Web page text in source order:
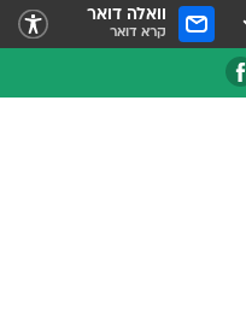
וואלה דואר
קרא דואר